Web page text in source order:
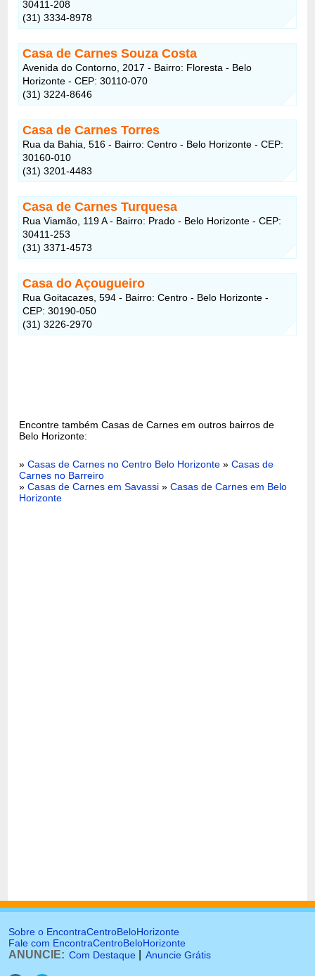
30411-208
(31) 3334-8978
Casa de Carnes Souza Costa
Avenida do Contorno, 2017 - Bairro: Floresta - Belo
Horizonte - CEP: 30110-070
(31) 3224-8646
Casa de Carnes Torres
Rua da Bahia, 516 - Bairro: Centro - Belo Horizonte - CEP:
30160-010
(31) 3201-4483
Casa de Carnes Turquesa
Rua Viamão, 119 A - Bairro: Prado - Belo Horizonte - CEP:
30411-253
(31) 3371-4573
Casa do Açougueiro
Rua Goitacazes, 594 - Bairro: Centro - Belo Horizonte -
CEP: 30190-050
(31) 3226-2970
Encontre também Casas de Carnes em outros bairros de
Belo Horizonte:
»Casas de Carnes no Centro Belo Horizonte »Casas de
Carnes no Barreiro
»Casas de Carnes em Savassi »Casas de Carnes em Belo
Horizonte
Sobre o EncontraCentroBeloHorizonte
Fale com EncontraCentroBeloHorizonte
ANUNCIE: Com Destaque Anuncie Grátis